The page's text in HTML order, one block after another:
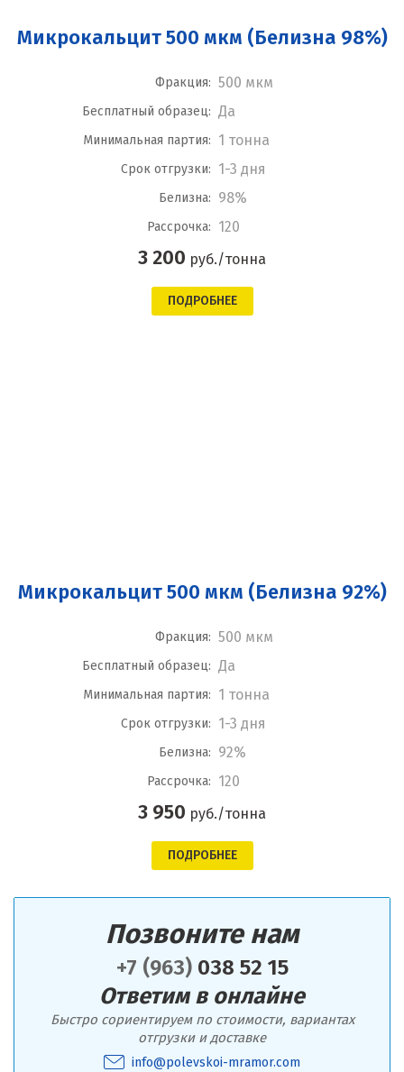
Микрокальцит 500 мкм (Белизна 98%)
Фракция: 500 мкм
Бесплатный образец: Да
Минимальная партия: 1 тонна
Срок отгрузки: 1-3 дня
Белизна: 98%
Рассрочка: 120
3 200 руб./тонна
ПОДРОБНЕЕ
Микрокальцит 500 мкм (Белизна 92%)
Фракция: 500 мкм
Бесплатный образец: Да
Минимальная партия: 1 тонна
Срок отгрузки: 1-3 дня
Белизна: 92%
Рассрочка: 120
3 950 руб./тонна
ПОДРОБНЕЕ
Позвоните нам
+7 (963)038 52 15
Ответим в онлайне
Быстро сориентируем по стоимости, вариантах
отгрузки и доставке
info@polevskoi-mramor.com